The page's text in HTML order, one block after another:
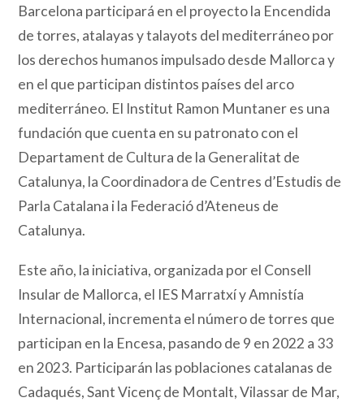
Barcelona participará en el proyecto la Encendida
de torres, atalayas y talayots del mediterráneo por
los derechos humanos impulsado desde Mallorca y
en el que participan distintos países del arco
mediterráneo. El Institut Ramon Muntaner es una
fundación que cuenta en su patronato con el
Departament de Cultura de la Generalitat de
Catalunya, la Coordinadora de Centres d’Estudis de
Parla Catalana i la Federació d’Ateneus de
Catalunya.
Este año, la iniciativa, organizada por el Consell
Insular de Mallorca, el IES Marratxí y Amnistía
Internacional, incrementa el número de torres que
participan en la Encesa, pasando de 9 en 2022 a 33
en 2023. Participarán las poblaciones catalanas de
Cadaqués, Sant Vicenç de Montalt, Vilassar de Mar,